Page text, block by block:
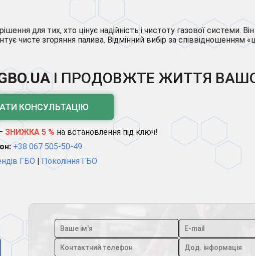
для тих, хто цінує надійність і чистоту газової системи.
чисте згоряння палива. Відмінний вибір за співвідношенням
І ПРОДОВЖТЕ ЖИТТЯ
КОНСУЛЬТАЦІЮ
ЗНИЖКА 5 % на встановлення під ключ!
+38 067 505-50-49
ГБО |Покоління ГБО